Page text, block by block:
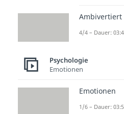
die Profis
dass sich
Schreibt
Richtig ist
jeweils
Ambivertiert
4/4 – Dauer:
Psychologie
Emotionen
Emotionen
1/6 – Dauer: